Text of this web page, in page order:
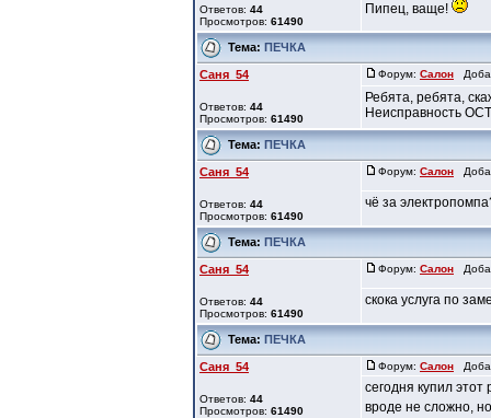
Ответов: 44
Просмотров: 61490
Пипец, ваще!
Тема: ПЕЧКА
Саня_54
Ответов: 44
Просмотров: 61490
Форум: Салон
Ребята, ребята,
Неисправность
Тема: ПЕЧКА
Саня_54
Ответов: 44
Просмотров: 61490
Форум: Салон
чё за
Тема: ПЕЧКА
Саня_54
Ответов: 44
Просмотров: 61490
Форум: Салон
скока услуга по
Тема: ПЕЧКА
Саня_54
Ответов: 44
Просмотров: 61490
Форум: Салон
сегодня купил
вроде не сложно,